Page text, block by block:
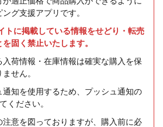
グ支援アプリです。
トに掲載している情報をせどり・転売
固く禁止いたします。
荷情報・在庫情報は確実な購入を保
せん。
知を使用するため、プッシュ通知の
ください。
意を図っておりますが、購入前に必